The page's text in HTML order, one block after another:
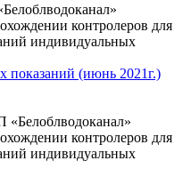
контролеров для
индивидуальных
показаний (июнь 2021г.)